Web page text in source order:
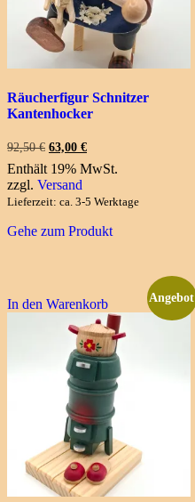
Räucherfigur Schnitzer
Kantenhocker
92,50€ Ursprünglicher
Preis
war:
92,50 €
63,00 €Aktueller
Preis
ist:
Enthält 19% MwSt.
zzgl. Versand
Lieferzeit: ca. 3-5 Werktage
Gehe zum Produkt
In den Warenkorb Angebot